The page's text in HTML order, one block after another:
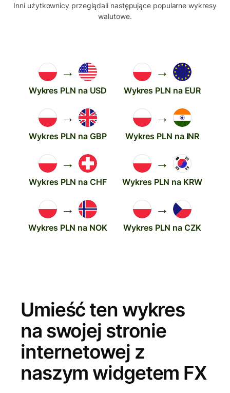
Inni użytkownicy przeglądali następujące popularne wykresy
walutowe.
→
Wykres PLN na USD
→
Wykres PLN na EUR
→
Wykres PLN na GBP
→
Wykres PLN na INR
→
Wykres PLN na CHF
→
Wykres PLN na KRW
→
Wykres PLN na NOK
→
Wykres PLN na CZK
Umieść ten wykres
na swojej stronie
internetowej z
naszym widgetem FX